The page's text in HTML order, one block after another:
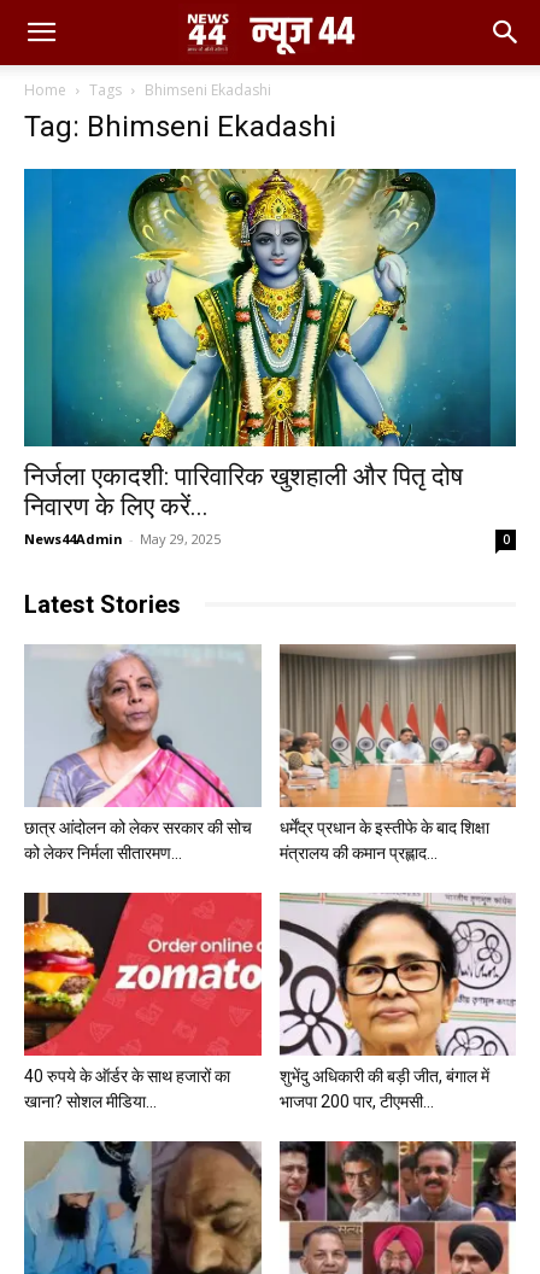
Home Tags Bhimseni Ekadashi
Tag: Bhimseni Ekadashi
निर्जला एकादशी: पारिवारिक खुशहाली और पितृ दोष
निवारण के लिए करें...
News44Admin - May 29, 2025 0
Latest Stories
छात्र आंदोलन को लेकर सरकार की सोच
को लेकर निर्मला सीतारमण...
धर्मेंद्र प्रधान के इस्तीफे के बाद शिक्षा
मंत्रालय की कमान प्रह्लाद...
40 रुपये के ऑर्डर के साथ हजारों का
खाना? सोशल मीडिया...
शुभेंदु अधिकारी की बड़ी जीत, बंगाल में
भाजपा 200 पार, टीएमसी...